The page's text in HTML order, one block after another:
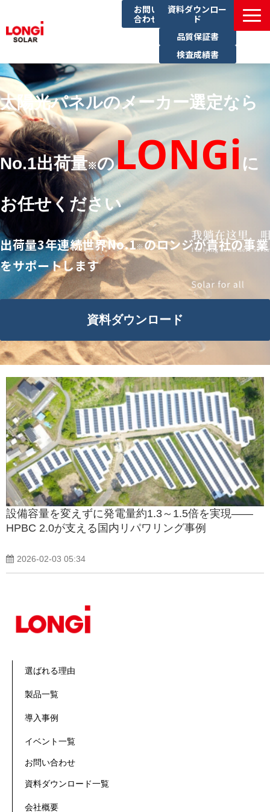
お問い
合わせ
資料ダウンロー
ド
品質保証書
検査成績書
製品一覧
導入事例
イベント一覧
ブログ
サステナビリティ
太陽光パネルのメーカー選定なら
No.1出荷量※のLONGi に
お任せください
出荷量3年連続世界No.1※のロンジが貴社の事業
をサポートします
資料ダウンロード
設備容量を変えずに発電量約1.3～1.5倍を実現——
HPBC 2.0が支える国内リパワリング事例
2026-02-03 05:34
選ばれる理由
製品一覧
導入事例
イベント一覧
お問い合わせ
資料ダウンロード一覧
会社概要